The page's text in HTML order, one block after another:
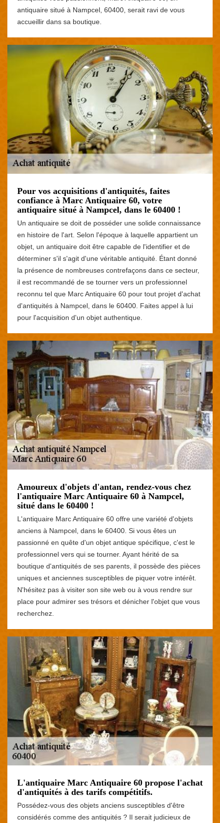
antiquaire situé à Nampcel, 60400, serait ravi de vous
accueillir dans sa boutique.
Pour vos acquisitions d'antiquités, faites
confiance à Marc Antiquaire 60, votre
antiquaire situé à Nampcel, dans le 60400 !
Un antiquaire se doit de posséder une solide connaissance
en histoire de l'art. Selon l'époque à laquelle appartient un
objet, un antiquaire doit être capable de l'identifier et de
déterminer s'il s'agit d'une véritable antiquité. Étant donné
la présence de nombreuses contrefaçons dans ce secteur,
il est recommandé de se tourner vers un professionnel
reconnu tel que Marc Antiquaire 60 pour tout projet d'achat
d'antiquités à Nampcel, dans le 60400. Faites appel à lui
pour l'acquisition d'un objet authentique.
Amoureux d'objets d'antan, rendez-vous chez
l'antiquaire Marc Antiquaire 60 à Nampcel,
situé dans le 60400 !
L'antiquaire Marc Antiquaire 60 offre une variété d'objets
anciens à Nampcel, dans le 60400. Si vous êtes un
passionné en quête d'un objet antique spécifique, c'est le
professionnel vers qui se tourner. Ayant hérité de sa
boutique d'antiquités de ses parents, il possède des pièces
uniques et anciennes susceptibles de piquer votre intérêt.
N'hésitez pas à visiter son site web ou à vous rendre sur
place pour admirer ses trésors et dénicher l'objet que vous
recherchez.
L'antiquaire Marc Antiquaire 60 propose l'achat
d'antiquités à des tarifs compétitifs.
Possédez-vous des objets anciens susceptibles d'être
considérés comme des antiquités ? Il serait judicieux de